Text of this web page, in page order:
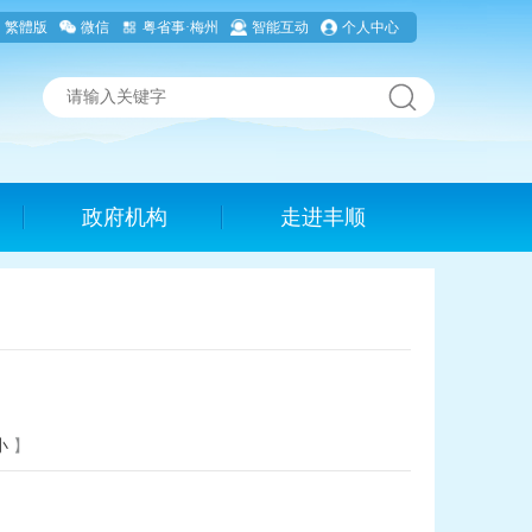
繁體版 微信 粤省事·梅州 智能互动 个人中心
政府机构 走进丰顺
】